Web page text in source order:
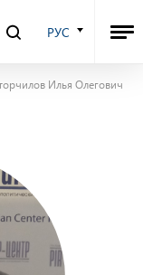
РУС
Илья Олегович